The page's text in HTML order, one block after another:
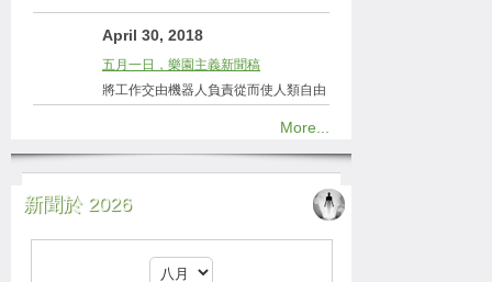
April 30, 2018
五月一日，樂園主義新聞稿
將工作交由機器人負責從而使人類自由
More...
新聞於 2026